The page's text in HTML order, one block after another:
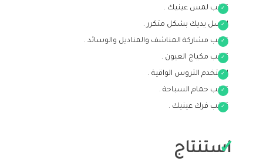
تجنب لمس عينيك .
اغسل يديك بشكل متكرر .
تجنب مشاركة المناشف والمناديل والوسائد .
تجنب مكياج العيون .
استخدم التروس الواقية .
تجنب حمام السباحة .
تجنب فرك عينيك .
استنتاج